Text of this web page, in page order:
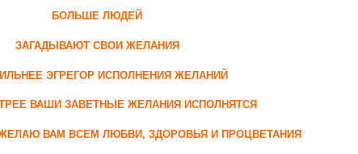
БОЛЬШЕ ЛЮДЕЙ
ЗАГАДЫВАЮТ СВОИ ЖЕЛАНИЯ
ЭГРЕГОР ИСПОЛНЕНИЯ ЖЕЛАНИЙ
ВАШИ ЗАВЕТНЫЕ ЖЕЛАНИЯ ИСПОЛНЯТСЯ
ВАМ ВСЕМ ЛЮБВИ, ЗДОРОВЬЯ И ПРОЦВЕТАНИЯ